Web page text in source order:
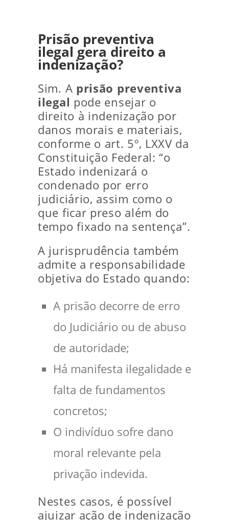
Prisão preventiva
ilegal gera direito a
indenização?
Sim. A prisão preventiva
ilegal pode ensejar o
direito à indenização por
danos morais e materiais,
conforme o art. 5º, LXXV da
Constituição Federal: “o
Estado indenizará o
condenado por erro
judiciário, assim como o
que ficar preso além do
tempo fixado na sentença”.
A jurisprudência também
admite a responsabilidade
objetiva do Estado quando:
A prisão decorre de erro
do Judiciário ou de abuso
de autoridade;
Há manifesta ilegalidade e
falta de fundamentos
concretos;
O indivíduo sofre dano
moral relevante pela
privação indevida.
Nestes casos, é possível
ajuizar ação de indenização